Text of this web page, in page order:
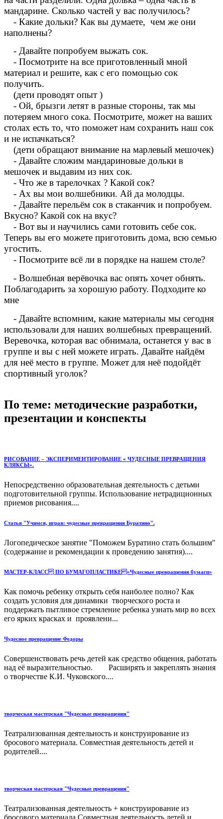
мандарине. Сколько частей у вас получилось?
- Какие дольки? Как вы думаете, чем же они
наполнены?
- Давайте попробуем выжать сок.
- Посмотрите на все приготовленный мной
материал и решите, как с его помощью сок
получить.
(дети проводят опыт )
- Ой, брызги летят в разные стороны, так мы
потеряем много сока. Посмотрите, может на ваших
столах есть то, что поможет нам сохранить наш сок
и не испачкаться?
(дети обращают внимание на марлевый мешочек)
- Давайте сложим мандариновые дольки в
мешочек и выдавим из них сок.
- Что же в тарелочках ? Какой сок?
- Ах вы мои волшебники. Ай да молодцы.
- Давайте перельём сок в стаканчик и попробуем.
Вкусно? Какой сок на вкус?
- Вот вы и научились сами готовить себе сок.
Теперь вы его можете приготовить дома, всю семью
угостить.
- Посмотрите всё ли в порядке на нашем столе?
- Волшебная верёвочка вас опять хочет обнять.
Поблагодарить за хорошую работу. Подходите ко
мне
- Давайте вспомним, какие материалы мы сегодня
использовали для наших волшебных превращений.
Веревочка, которая вас обнимала, останется у вас в
группе и вы с ней можете играть. Давайте найдём
для неё место в группе. Может для неё подойдёт
спортивный уголок?
По теме: методические разработки,
презентации и конспекты
РИСОВАНИЕ – ЭКСПЕРИМЕНТИРОВАНИЕ « ЧУДЕСНЫЕ ПРЕВРАЩЕНИЯ
КЛЯКСЫ».
Непосредственно образовательная деятельность с детьми
подготовительной группы. Использование нетрадиционных
приемов рисования....
Статья "Учимся, играя: чудесные превращения Буратино".
Логопедическое занятие "Поможем Буратино стать большим"
(содержание и рекомендации к проведению занятия)....
МАСТЕР-КЛАСС ПО БУМАГОПЛАСТИКЕ «Чудесные превращения бумаги»
Как помочь ребенку открыть себя наиболее полно? Как
создать условия для динамики творческого роста и
поддержать пытливое стремление ребенка узнать мир во всех
его ярких красках и проявлени...
Чудесное превращение Федоры
Совершенствовать речь детей как средство общения, работать
над её выразительностью. Расширять и закреплять знания
о творчестве К.И. Чуковского....
творческая мастерская "Чудесные превращения"
Театрализованная деятельность и конструирование из
бросового материала. Совместная деятельность детей и
родителей....
творческая мастерская "Чудесные превращения"
Театрализованная деятельность + конструирование из
бросового материала.Совместная деятельность детей и